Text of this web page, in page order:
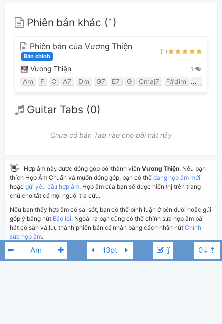
∬
Phiên bản khác (1)
Phiên bản của Vương Thiện
Bản chính
(1)
Vương Thiện 1
Am F C A7 Dm G7 E7 G Cmaj7 F#dim Bdim
Guitar Tabs (0)
Chưa có bản Tab nào cho bài hát này
👋 Hợp âm này được đóng góp bởi thành viên Vương Thiện. Nếu bạn
thích Hợp Âm Chuẩn và muốn đóng góp, bạn có thể đăng hợp âm mới
hoặc gửi yêu cầu hợp âm. Hợp âm của bạn sẽ được hiển thị trên trang
chủ cho tất cả mọi người tra cứu.
Nếu bạn thấy hợp âm có sai sót, bạn có thể bình luận ở bên dưới hoặc gửi
góp ý bằng nút Báo lỗi. Ngoài ra bạn cũng có thể chỉnh sửa hợp âm bài
hát có sẵn và lưu thành phiên bản cá nhân bằng cách nhấn nút Chỉnh
sửa hợp âm.